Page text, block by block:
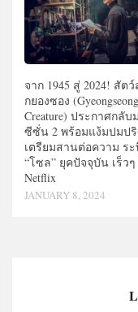
จาก 1945 สู่ 2024! สัตว์
กยองซอง (Gyeongseong
Creature) ประกาศกลับ
ซีซั่น 2 พร้อมแง้มปมป
เตรียมสานต่อความ ร
“โซล” ยุคปัจจุบัน เร็ว
Netflix
JANUARY 8, 2024